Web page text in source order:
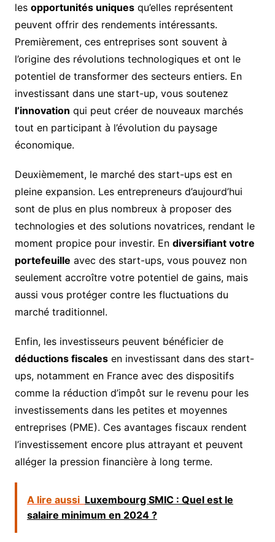
les opportunités uniquesqu’elles représentent
peuvent offrir des rendements intéressants.
Premièrement, ces entreprises sont souvent à
l’origine des révolutions technologiques et ont le
potentiel de transformer des secteurs entiers. En
investissant dans une start-up, vous soutenez
l’innovation qui peut créer de nouveaux marchés
tout en participant à l’évolution du paysage
économique.
Deuxièmement, le marché des start-ups est en
pleine expansion. Les entrepreneurs d’aujourd’hui
sont de plus en plus nombreux à proposer des
technologies et des solutions novatrices, rendant le
moment propice pour investir. En diversifiant votre
portefeuille avec des start-ups, vous pouvez non
seulement accroître votre potentiel de gains, mais
aussi vous protéger contre les fluctuations du
marché traditionnel.
Enfin, les investisseurs peuvent bénéficier de
déductions fiscalesen investissant dans des start-
ups, notamment en France avec des dispositifs
comme la réduction d’impôt sur le revenu pour les
investissements dans les petites et moyennes
entreprises (PME). Ces avantages fiscaux rendent
l’investissement encore plus attrayant et peuvent
alléger la pression financière à long terme.
A lire aussi Luxembourg SMIC : Quel est le
salaire minimum en 2024 ?